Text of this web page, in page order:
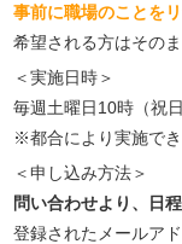
事前に職場のことを
希望される方はその
＜実施日時＞
毎週土曜日10時（祝
※都合により実施で
＜申し込み方法＞
問い合わせより、日
登録されたメールア